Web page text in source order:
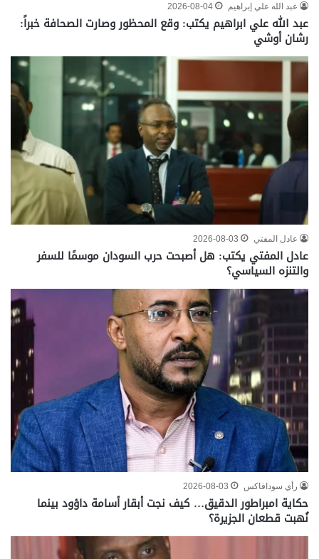
عبد الله علي إبراهيم 2026-08-04
عبد الله علي ابراهيم يكتب: وقع المحظور وصارت الصحافة خبراً:
رشان أوشي
عادل المفتي 2026-08-03
عادل المفتي يكتب: هل أصبحت حرب السودان موسمًا للسفر
والتنزه السياسي؟
رأي سودافاكس 2026-08-03
حكاية امبراطور الدقيق… كيف نجت أبقار أسامة داؤود بينما
نُهبت قطعان الجزيرة؟